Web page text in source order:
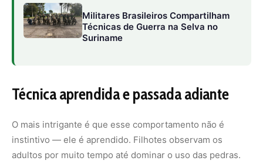
Militares Brasileiros Compartilham
Técnicas de Guerra na Selva no
Suriname
Técnica aprendida e passada adiante
O mais intrigante é que esse comportamento não é
instintivo — ele é aprendido. Filhotes observam os
adultos por muito tempo até dominar o uso das pedras.